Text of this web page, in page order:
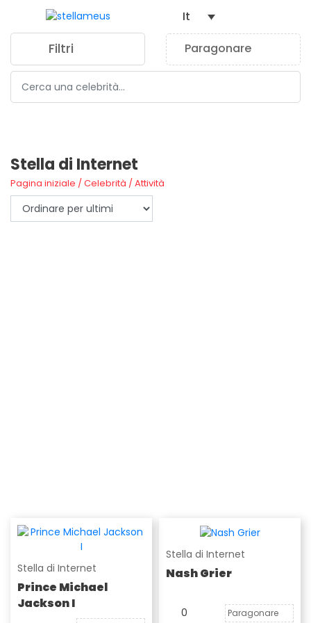
Filtri Paragonare
It
Pagina iniziale /Celebrità /Attività
Stella di Internet
Stella di Internet
Prince Michael
Jackson I
Stella di Internet
Nash Grier
0 Paragonare